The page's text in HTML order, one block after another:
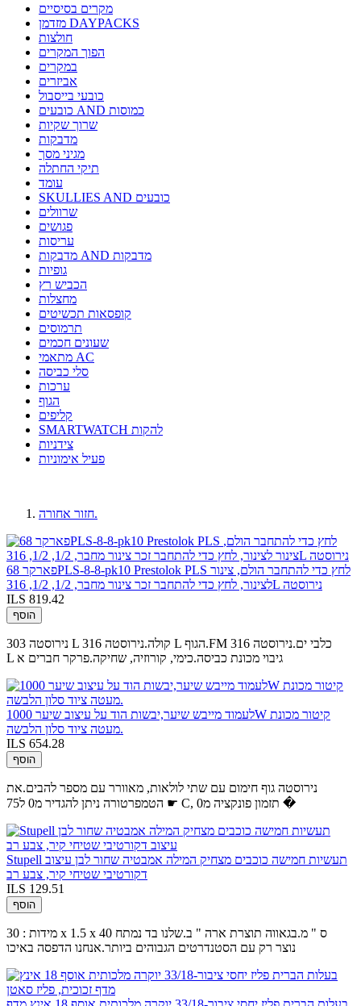
מקרים בסיסיים
מזדמן DAYPACKS
חולצות
הפוך המקרים
במקרים
אביזרים
כובעי בייסבול
כובעים AND כמוסות
שרוך שקיות
מדבקות
מגיני מסך
תיקי החתלה
עומד
SKULLIES AND כובעים
שרוולים
פגושים
עריסות
מדבקות AND מדבקות
גופיות
הכביש רץ
מחצלות
קופסאות תכשיטים
תרמוסים
שעונים חכמים
מתאמי AC
סלי כביסה
ערכות
הגוף
קליפים
SMARTWATCH להקות
צידניות
פעיל אימוניות
חזור אחורה.
פארקר 68PLS-8-8-pk10 Prestolok PLS לחץ כדי להתחבר הולם, צינור
לצינור, לחץ כדי להתחבר זכר צינור מחבר, 1/2, 1/2, 316L נירוסטה
ILS 819.42
הוסף
נירוסטה 303 L קולה.נירוסטה 316 L הגוף.FM כלבי ים.נירוסטה 316
L גיבוי מכונת כביסה.כימי, קורוזיה, שחיקה.פרקר חברים א
לעמוד מייבש שיער,יבשות הוד על עיצוב שיער 1000W קיטור מכונת
מעטה ציוד סלון הלבשה.
ILS 654.28
הוסף
נירוסטה גוף חימום עם שתי לולאות, מאוורר עם מספר להבים.את
הטמפרטורה ניתן להגדיר מ0 ל75 ☛ C, תזמון פונקציה מ0 �
Stupell תעשיות חמישה כוכבים מצחיק המילה אמבטיה שחור לבן עיצוב
דקורטיבי שטיחי קיר, צבע רב
ILS 129.51
הוסף
מידות : 30 x 1.5 x 40 ס " מ.בגאווה תוצרת ארה " ב.שלנו בד נמתח
נוצר רק עם הסטנדרטים הגבוהים ביותר.אנחנו הדפסה באיכו